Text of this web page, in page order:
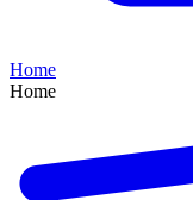
Home
Home